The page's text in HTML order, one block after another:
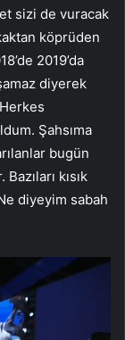
sizi de vuracak
köprüden
2019’da
diyerek
Şahsıma
bugün
kısık
diyeyim sabah